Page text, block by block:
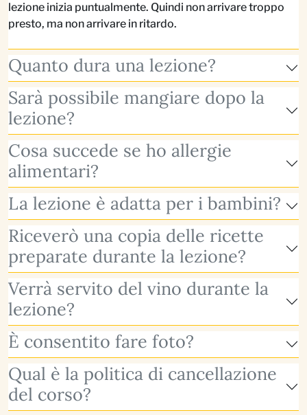
lezione inizia puntualmente. Quindi non arrivare troppo
presto, ma non arrivare in ritardo.
Quanto dura una lezione?
Sarà possibile mangiare dopo la
lezione?
Cosa succede se ho allergie
alimentari?
La lezione è adatta per i bambini?
Riceverò una copia delle ricette
preparate durante la lezione?
Verrà servito del vino durante la
lezione?
È consentito fare foto?
Qual è la politica di cancellazione
del corso?